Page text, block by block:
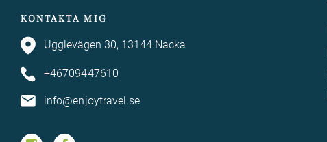
KONTAKTA MIG
Ugglevägen 30, 13144 Nacka
+46709447610
info@enjoytravel.se